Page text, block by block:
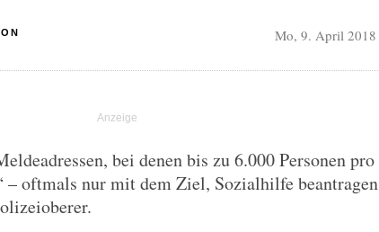
Mo, 9. April 2018
bei denen bis zu 6.000 Personen pro
– oftmals nur mit dem Ziel, Sozialhilfe beantragen